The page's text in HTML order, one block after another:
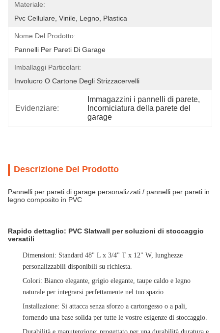
Materiale:
Pvc Cellulare, Vinile, Legno, Plastica
Nome Del Prodotto:
Pannelli Per Pareti Di Garage
Imballaggi Particolari:
Involucro O Cartone Degli Strizzacervelli
Evidenziare:
Immagazzini i pannelli di parete,
Incorniciatura della parete del
garage
Descrizione Del Prodotto
Pannelli per pareti di garage personalizzati / pannelli per pareti in
legno composito in PVC
Rapido dettaglio: PVC Slatwall per soluzioni di stoccaggio
versatili
Dimensioni: Standard 48" L x 3/4" T x 12" W, lunghezze
personalizzabili disponibili su richiesta.
Colori: Bianco elegante, grigio elegante, taupe caldo e legno
naturale per integrarsi perfettamente nel tuo spazio.
Installazione: Si attacca senza sforzo a cartongesso o a pali,
fornendo una base solida per tutte le vostre esigenze di stoccaggio.